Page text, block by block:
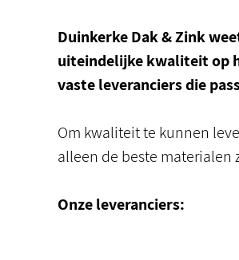
Duinkerke Dak & Zink
uiteindelijke kwaliteit op
vaste leveranciers die
Om kwaliteit te kunnen
alleen de beste materialen
Onze leveranciers: